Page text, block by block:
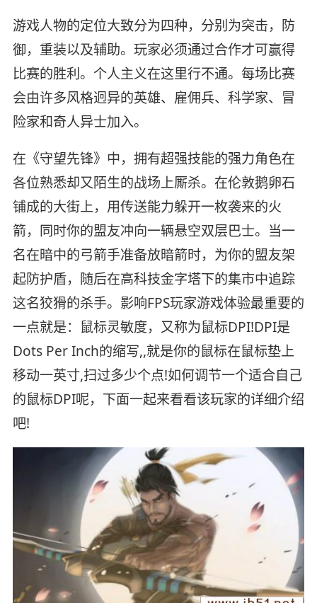
游戏人物的定位大致分为四种，分别为突击，防
御，重装以及辅助。玩家必须通过合作才可赢得
比赛的胜利。个人主义在这里行不通。每场比赛
会由许多风格迥异的英雄、雇佣兵、科学家、冒
险家和奇人异士加入。
在《守望先锋》中，拥有超强技能的强力角色在
各位熟悉却又陌生的战场上厮杀。在伦敦鹅卵石
铺成的大街上，用传送能力躲开一枚袭来的火
箭，同时你的盟友冲向一辆悬空双层巴士。当一
名在暗中的弓箭手准备放暗箭时，为你的盟友架
起防护盾，随后在高科技金字塔下的集市中追踪
这名狡猾的杀手。影响FPS玩家游戏体验最重要的
一点就是：鼠标灵敏度，又称为鼠标DPI!DPI是
Dots Per Inch的缩写,,就是你的鼠标在鼠标垫上
移动一英寸,扫过多少个点!如何调节一个适合自己
的鼠标DPI呢，下面一起来看看该玩家的详细介绍
吧!